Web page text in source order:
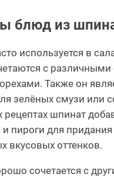
блюд из
используется в
с
Также он
зелёных смузи или
рецептах шпинат
и пироги для
вкусовых оттенков.
сочетается с